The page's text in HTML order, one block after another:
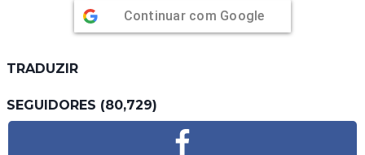
Continuar com Google
TRADUZIR
SEGUIDORES (80,729)